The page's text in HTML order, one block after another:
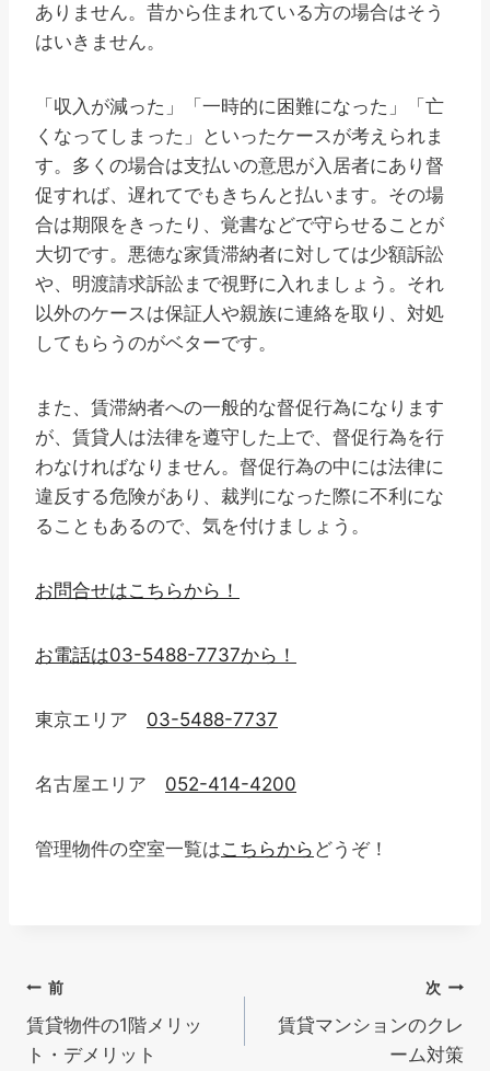
ありません。昔から住まれている方の場合はそう
はいきません。
「収入が減った」「一時的に困難になった」「亡
くなってしまった」といったケースが考えられま
す。多くの場合は支払いの意思が入居者にあり督
促すれば、遅れてでもきちんと払います。その場
合は期限をきったり、覚書などで守らせることが
大切です。悪徳な家賃滞納者に対しては少額訴訟
や、明渡請求訴訟まで視野に入れましょう。それ
以外のケースは保証人や親族に連絡を取り、対処
してもらうのがベターです。
また、賃滞納者への一般的な督促行為になります
が、賃貸人は法律を遵守した上で、督促行為を行
わなければなりません。督促行為の中には法律に
違反する危険があり、裁判になった際に不利にな
ることもあるので、気を付けましょう。
お問合せはこちらから！
お電話は03-5488-7737から！
東京エリア 03-5488-7737
名古屋エリア 052-414-4200
管理物件の空室一覧はこちらから どうぞ！
投
稿
前
賃貸物件の1階メリッ
ト・デメリット
次
賃貸マンションのクレ
ーム対策